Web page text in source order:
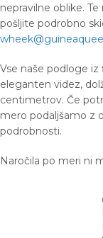
nepravilne oblike.
pošljite podrobno
Vse naše podloge iz
eleganten videz,
centimetrov. Če
mero podaljšamo z
podrobnosti.
Naročila po meri ni